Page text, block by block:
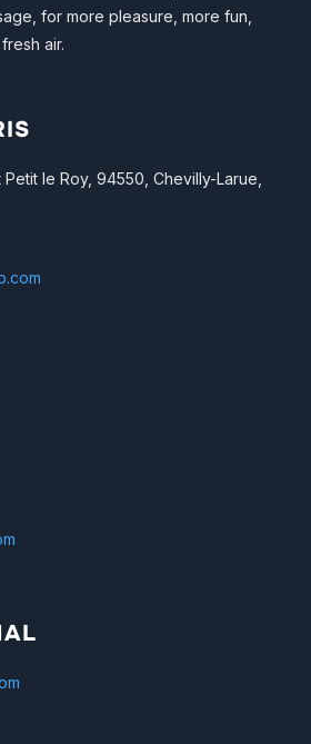
for more pleasure, more fun,
air.
le Roy, 94550, Chevilly-Larue,